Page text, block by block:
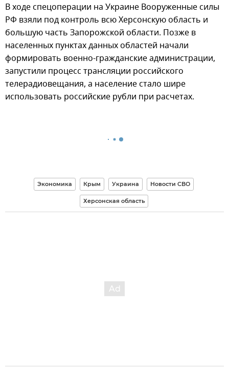
В ходе спецоперации на Украине Вооруженные силы
РФ взяли под контроль всю Херсонскую область и
большую часть Запорожской области. Позже в
населенных пунктах данных областей начали
формировать военно-гражданские администрации,
запустили процесс трансляции российского
телерадиовещания, а население стало шире
использовать российские рубли при расчетах.
Экономика Крым Украина Новости СВО
Херсонская область